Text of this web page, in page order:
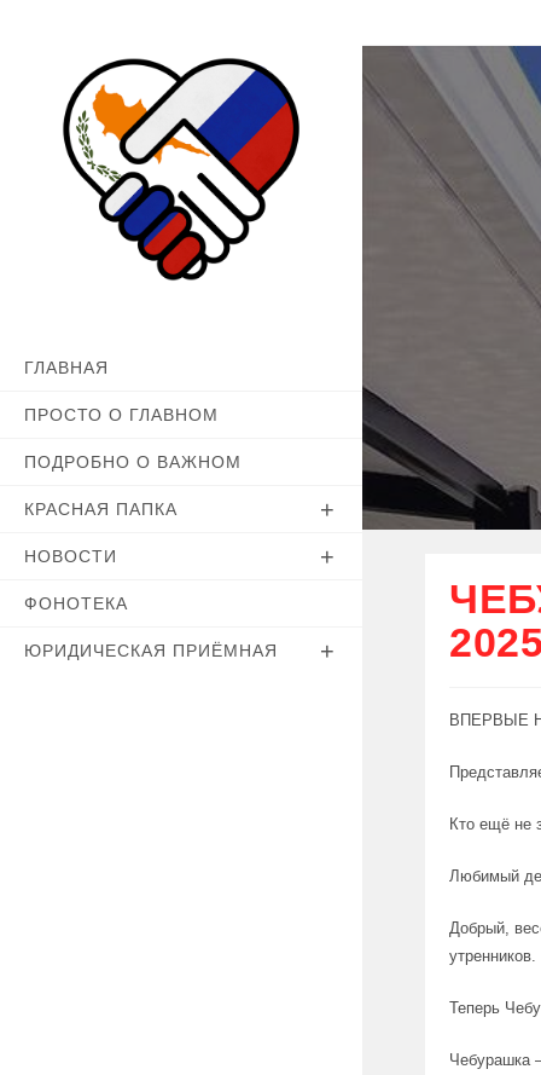
к
содержимому
ГЛАВНАЯ
ПРОСТО О ГЛАВНОМ
ПОДРОБНО О ВАЖНОМ
КРАСНАЯ ПАПКА
НОВОСТИ
ФОНОТЕКА
ЮРИДИЧЕСКАЯ ПРИЁМНАЯ
ВПЕРВЫЕ
Кто ещё не
Любимый
Добрый,
утренников.
Теперь
Чебурашка